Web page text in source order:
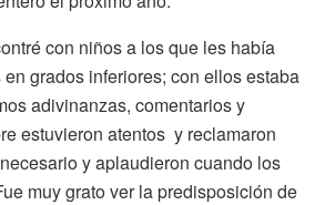
con niños a los que les había
grados inferiores; con ellos estaba
adivinanzas, comentarios y
estuvieron atentos y reclamaron
y aplaudieron cuando los
muy grato ver la predisposición de